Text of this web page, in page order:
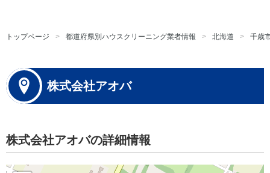
トップページ 都道府県別ハウスクリーニング業者情報 北海道 千歳
株式会社アオバ
株式会社アオバの詳細情報